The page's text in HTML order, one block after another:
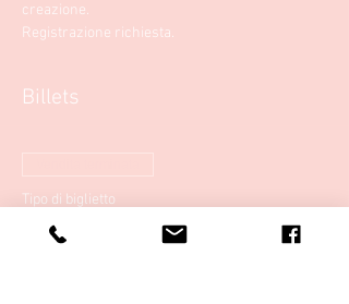
creazione.
Registrazione richiesta.
Billets
Tipo di biglietto
Arteterapia per bambini